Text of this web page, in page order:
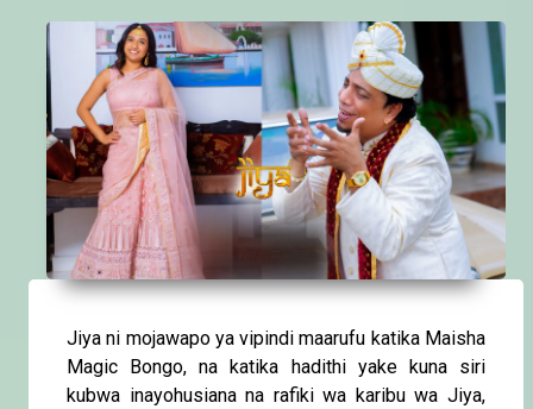
Jiya ni mojawapo ya vipindi maarufu katika Maisha
Magic Bongo, na katika hadithi yake kuna siri
kubwa inayohusiana na rafiki wa karibu wa Jiya,